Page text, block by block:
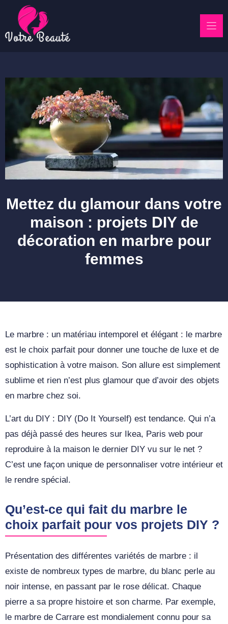
content
Mettez du glamour dans votre
maison : projets DIY de
décoration en marbre pour
femmes
Le marbre : un matériau intemporel et élégant : le marbre
est le choix parfait pour donner une touche de luxe et de
sophistication à votre maison. Son allure est simplement
sublime et rien n’est plus glamour que d’avoir des objets
en marbre chez soi.
L’art du DIY : DIY (Do It Yourself) est tendance. Qui n’a
pas déjà passé des heures sur Ikea, Paris web pour
reproduire à la maison le dernier DIY vu sur le net ?
C’est une façon unique de personnaliser votre intérieur et
le rendre spécial.
Qu’est-ce qui fait du marbre le
choix parfait pour vos projets DIY ?
Présentation des différentes variétés de marbre : il
existe de nombreux types de marbre, du blanc perle au
noir intense, en passant par le rose délicat. Chaque
pierre a sa propre histoire et son charme. Par exemple,
le marbre de Carrare est mondialement connu pour sa